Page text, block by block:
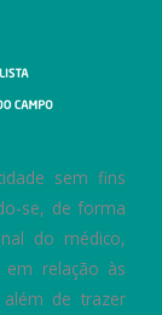
sem fins
se, de forma
do médico,
em relação às
de trazer